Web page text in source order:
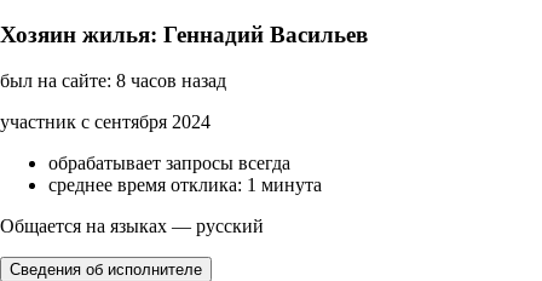
Хозяин жилья: Геннадий Васильев
был на сайте: 8 часов назад
участник с сентября 2024
обрабатывает запросы всегда
среднее время отклика: 1 минута
Общается на языках — русский
Сведения об исполнителе